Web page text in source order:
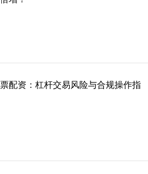
配资：杠杆交易风险与合规操作指